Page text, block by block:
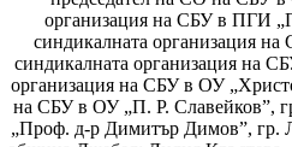
организация на СБУ в ПГИ
синдикалната организация
синдикалната организация на
организация на СБУ в ОУ
на СБУ в ОУ „П. Р. Славейков”,
„Проф. д-р Димитър Димов”, гр.